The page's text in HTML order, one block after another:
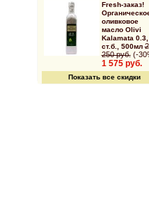
Fresh-заказ!
оливковое
масло Olivi
Kalamata 0.3,
ст.б., 500мл 2
250 руб. (-
1 575 руб.
Показать все скидки